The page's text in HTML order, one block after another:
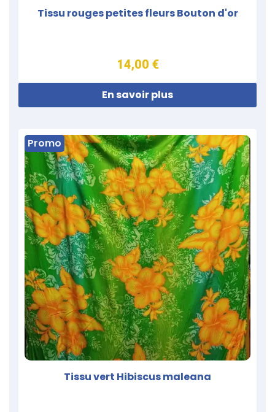
Tissu rouges petites fleurs Bouton d'or
14,00 €
En savoir plus
Promo
Tissu vert Hibiscus maleana